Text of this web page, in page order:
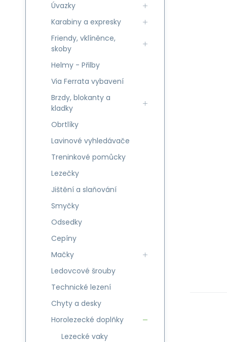
Úvazky
Karabiny a expresky
Friendy, vklíněnce,
skoby
Helmy - Přilby
Via Ferrata vybavení
Brzdy, blokanty a
kladky
Obrtlíky
Lavinové vyhledávače
Treninkové pomůcky
Lezečky
Jištění a slaňování
Smyčky
Odsedky
Cepíny
Mačky
Ledovcové šrouby
Technické lezení
Chyty a desky
Horolezecké doplňky
Lezecké vaky